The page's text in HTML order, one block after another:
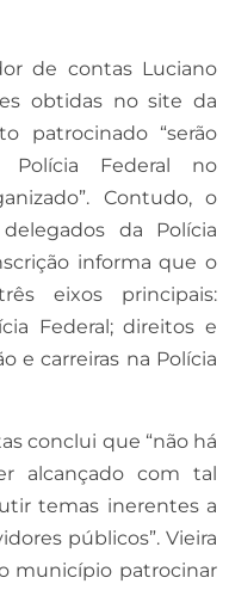
de contas Luciano
obtidas no site da
patrocinado “serão
Polícia Federal no
Contudo, o
da Polícia
informa que o
eixos principais:
Federal; direitos e
e carreiras na Polícia
conclui que “não há
alcançado com tal
temas inerentes a
públicos”. Vieira
município patrocinar